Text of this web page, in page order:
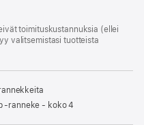
toimitus­kustannuksia (ellei
valitsemistasi tuotteista
‑ranneke - koko 4